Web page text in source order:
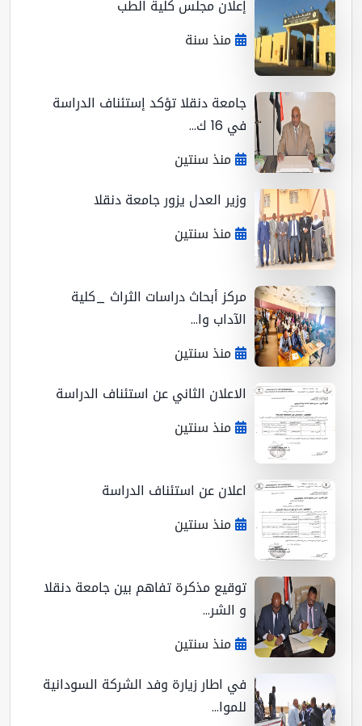
إعلان مجلس كلية الطب
منذ سنة
جامعة دنقلا تؤكد إستئناف الدراسة
في 16 ك...
منذ سنتين
وزير العدل يزور جامعة دنقلا
منذ سنتين
مركز أبحاث دراسات الثراث _كلية
الآداب وا...
منذ سنتين
الاعلان الثاني عن استئناف الدراسة
منذ سنتين
اعلان عن استئناف الدراسة
منذ سنتين
توقيع مذكرة تفاهم بين جامعة دنقلا
و الشر...
منذ سنتين
في اطار زيارة وفد الشركة السودانية
للموا...